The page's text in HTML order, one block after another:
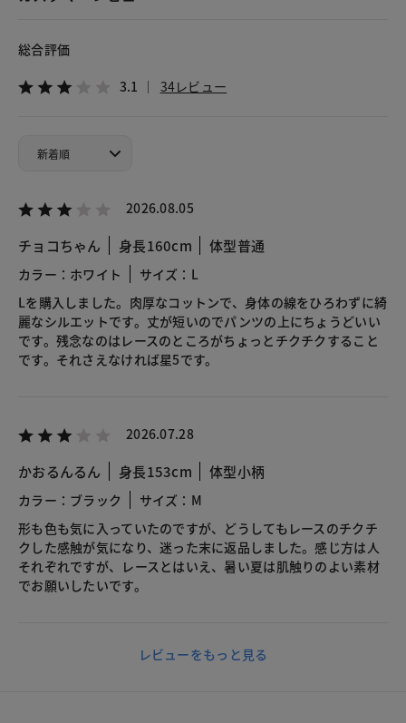
総合評価
3.1 34レビュー
2026.08.05
チョコちゃん 身長160cm 体型普通
カラー：ホワイト
サイズ：L
Lを購入しました。肉厚なコットンで、身体の線をひろわずに綺
麗なシルエットです。丈が短いのでパンツの上にちょうどいい
です。残念なのはレースのところがちょっとチクチクすること
です。それさえなければ星5です。
2026.07.28
かおるんるん 身長153cm 体型小柄
カラー：ブラック
サイズ：M
形も色も気に入っていたのですが、どうしてもレースのチクチ
クした感触が気になり、迷った末に返品しました。感じ方は人
それぞれですが、レースとはいえ、暑い夏は肌触りのよい素材
でお願いしたいです。
レビューをもっと見る